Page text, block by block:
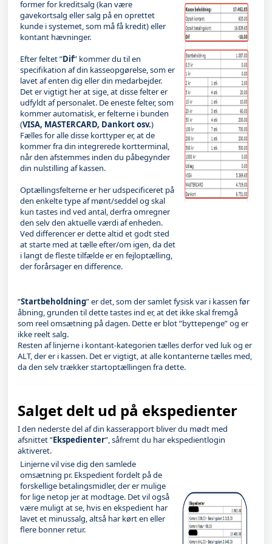
former for kreditsalg (kan være
gavekortsalg eller salg på en oprettet
kunde i systemet, som må få kredit) eller
kontant hævninger.
Efter feltet ”Dif” kommer du til en
specifikation af din kasseopgørelse, som er
lavet af enten dig eller din medarbejder.
Det er vigtigt her at sige, at disse felter er
udfyldt af personalet. De eneste felter, som
kommer automatisk, er felterne i bunden
(VISA, MASTERCARD, Dankort osv.)
Fælles for alle disse korttyper er, at de
kommer fra din integrerede kortterminal,
når den afstemmes inden du påbegynder
din nulstilling af kassen.
Optællingsfelterne er her udspecificeret på
den enkelte type af mønt/seddel og skal
kun tastes ind ved antal, derfra omregner
den selv den aktuelle værdi af enheden.
Ved differencer er dette altid et godt sted
at starte med at tælle efter/om igen, da det
i langt de fleste tilfælde er en fejloptælling,
der forårsager en difference.
”Startbeholdning” er det, som der samlet fysisk var i kassen før
åbning, grunden til dette tastes ind er, at det ikke skal fremgå
som reel omsætning på dagen. Dette er blot ”byttepenge” og er
ikke reelt salg.
Resten af linjerne i kontant-kategorien tælles derfor ved luk og er
ALT, der er i kassen. Det er vigtigt, at alle kontanterne tælles med,
da den selv trækker startoptællingen fra dette.
Salget delt ud på ekspedienter
I den nederste del af din kasserapport bliver du mødt med
afsnittet ”Ekspedienter”, såfremt du har ekspedientlogin
aktiveret.
Linjerne vil vise dig den samlede
omsætning pr. Ekspedient fordelt på de
forskellige betalingsmidler, der er mulige
for lige netop jer at modtage. Det vil også
være muligt at se, hvis en ekspedient har
lavet et minussalg, altså har kørt en eller
flere bonner retur.